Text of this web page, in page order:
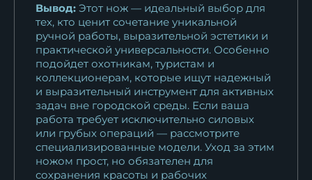
Вывод: Этот нож — идеальный выбор для
тех, кто ценит сочетание уникальной
ручной работы, выразительной эстетики и
практической универсальности. Особенно
подойдет охотникам, туристам и
коллекционерам, которые ищут надежный
и выразительный инструмент для активных
задач вне городской среды. Если ваша
работа требует исключительно силовых
или грубых операций — рассмотрите
специализированные модели. Уход за этим
ножом прост, но обязателен для
сохранения красоты и рабочих